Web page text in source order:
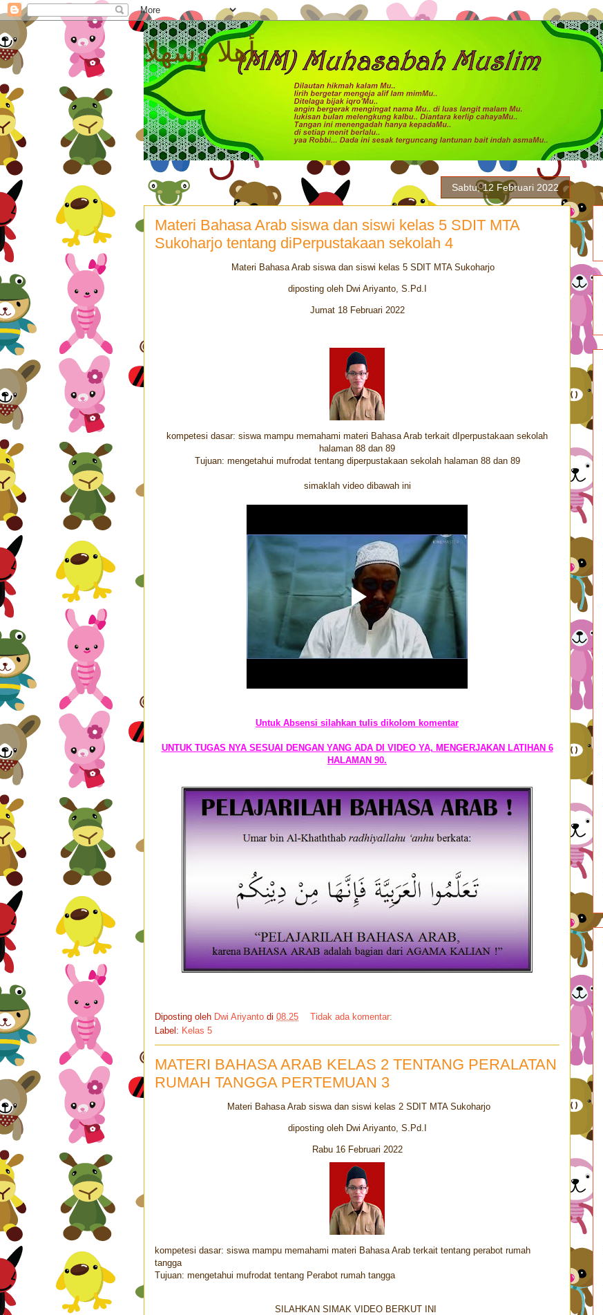
أهلا وسهلا
Sabtu, 12 Februari 2022
Materi Bahasa Arab siswa dan siswi kelas 5 SDIT MTA
Sukoharjo tentang diPerpustakaan sekolah 4
Materi Bahasa Arab siswa dan siswi kelas 5 SDIT MTA Sukoharjo
diposting oleh Dwi Ariyanto, S.Pd.I
Jumat 18 Februari 2022
kompetesi dasar: siswa mampu memahami materi Bahasa Arab terkait dIperpustakaan sekolah
halaman 88 dan 89
Tujuan: mengetahui mufrodat tentang diperpustakaan sekolah halaman 88 dan 89
simaklah video dibawah ini
Untuk Absensi silahkan tulis dikolom komentar
UNTUK TUGAS NYA SESUAI DENGAN YANG ADA DI VIDEO YA, MENGERJAKAN LATIHAN 6
HALAMAN 90.
Diposting oleh Dwi Ariyanto di 08.25
Tidak ada komentar:
Label: Kelas 5
MATERI BAHASA ARAB KELAS 2 TENTANG PERALATAN
RUMAH TANGGA PERTEMUAN 3
Materi Bahasa Arab siswa dan siswi kelas 2 SDIT MTA Sukoharjo
diposting oleh Dwi Ariyanto, S.Pd.I
Rabu 16 Februari 2022
kompetesi dasar: siswa mampu memahami materi Bahasa Arab terkait tentang perabot rumah
tangga
Tujuan: mengetahui mufrodat tentang Perabot rumah tangga
SILAHKAN SIMAK VIDEO BERKUT INI